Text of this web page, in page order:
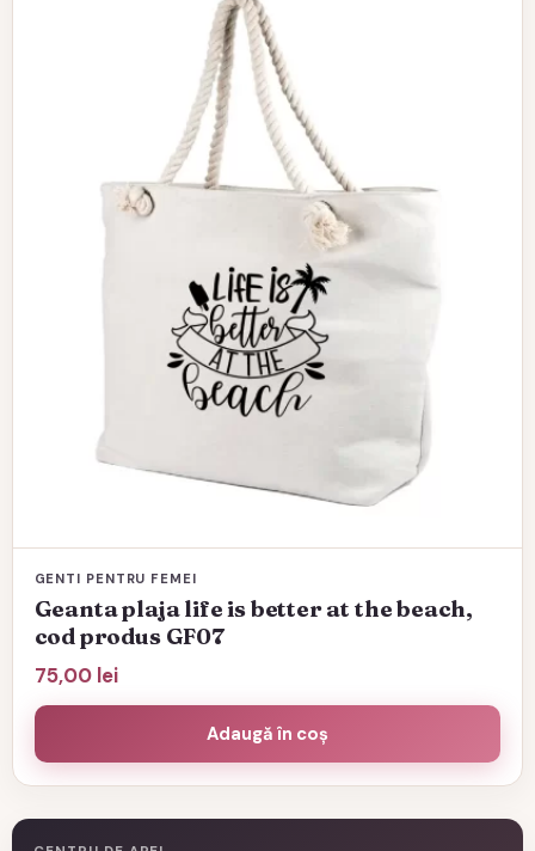
GENTI PENTRU FEMEI
Geanta plaja life is better at the beach,
cod produs GF07
75,00 lei
Adaugă în coș